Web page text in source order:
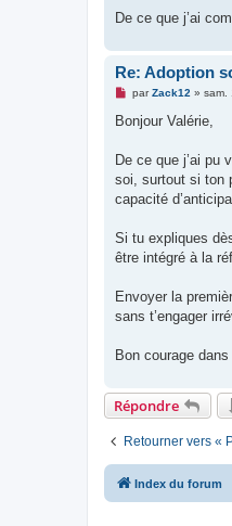
g
o
l
u
De ce que j’ai
Re: Adoption
M
s
g
n
o
n
u
parZack12 » sam.
Bonjour Valérie,
De ce que j’ai pu
soi, surtout si ton
capacité
Si tu expliques
être intégré à la
Envoyer la
sans t’engager
Bon courage
Répondre
Retourner vers «
Index du forum